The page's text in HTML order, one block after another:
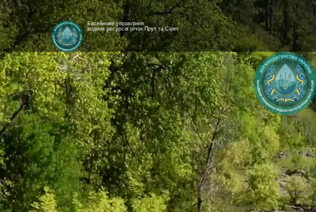
[newyear_garland]
Басейнове управління
водних ресурсів річок Прут та Сірет